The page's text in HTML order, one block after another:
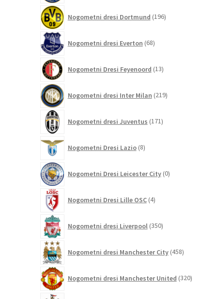
Nogometni dresi Dortmund 196izdelkov
Nogometni dresi Everton 68izdelkov
Nogometni Dresi Feyenoord 13izdelkov
Nogometni dresi Inter Milan 219izdelkov
Nogometni dresi Juventus 171izdelkov
Nogometni Dresi Lazio 8izdelkov
Nogometni Dresi Leicester City 0izdelkov
Nogometni Dresi Lille OSC 4izdelki
Nogometni dresi Liverpool 350izdelkov
Nogometni dresi Manchester City 458izdelkov
Nogometni dresi Manchester United 320izdelkov